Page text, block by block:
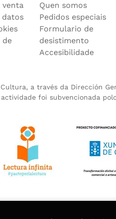
venta
datos
de
Quen somos
Pedidos especiais
Formulario de
desistimento
Accesibilidade
a través da Dirección
foi subvencionada